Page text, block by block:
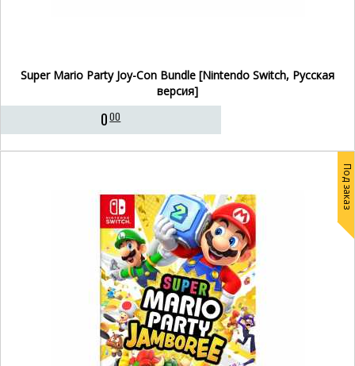
Super Mario Party Joy-Con Bundle [Nintendo Switch, Русская
версия]
000
Под заказ